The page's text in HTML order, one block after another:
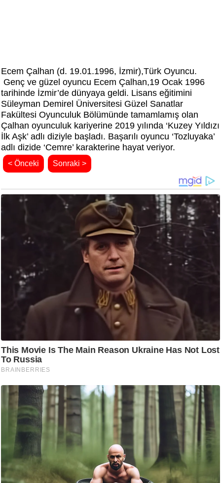
Ecem Çalhan (d. 19.01.1996, İzmir),Türk Oyuncu.
Genç ve güzel oyuncu Ecem Çalhan,19 Ocak 1996
tarihinde İzmir’de dünyaya geldi. Lisans eğitimini
Süleyman Demirel Üniversitesi Güzel Sanatlar
Fakültesi Oyunculuk Bölümünde tamamlamış olan
Çalhan oyunculuk kariyerine 2019 yılında ‘Kuzey Yıldızı
İlk Aşk’ adlı diziyle başladı. Başarılı oyuncu ‘Tozluyaka’
adlı dizide ‘Cemre’ karakterine hayat veriyor.
< Önceki Sonraki >